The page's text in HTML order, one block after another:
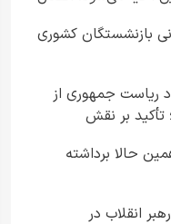
میلیون تومانی بازنشستگان کشوری
ریاست جمهوری از
تأکید بر نقش
آگاهی عمومی
حالا برداشته
انقلاب در